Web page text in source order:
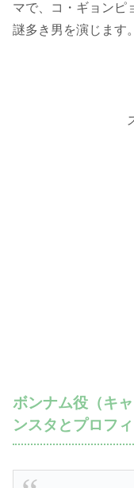
マで、コ・ギョンピ
謎多き男を演じます。
ボンナム役（キ
ンスタとプロフ